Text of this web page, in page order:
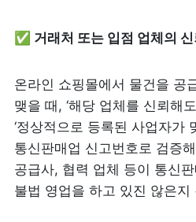
✅ 거래처 또는 입점 업체의
온라인 쇼핑몰에서 물건을 공
맺을 때, ‘해당 업체를 신뢰해
‘정상적으로 등록된 사업자가
통신판매업 신고번호로 검증
공급사, 협력 업체 등이 통신
불법 영업을 하고 있진 않은지